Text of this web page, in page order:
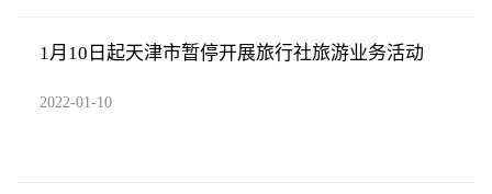
1月10日起天津市暂停开展旅行社旅游业务活动
2022-01-10